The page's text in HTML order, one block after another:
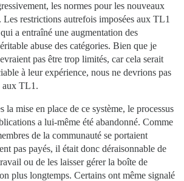
les normes pour les nouveaux
Les restrictions autrefois imposées aux TL1
a entraîné une augmentation des
abuse des catégories. Bien que je
pas être trop limités, car cela serait
à leur expérience, nous ne devrions pas
aux TL1.
la mise en place de ce système, le processus
a lui-même été abandonné. Comme
de la communauté se portaient
pas payés, il était donc déraisonnable de
ou de les laisser gérer la boîte de
plus longtemps. Certains ont même signalé